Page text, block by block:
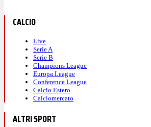
CALCIO
Live
Serie A
Serie B
Champions League
Europa League
Conference League
Calcio Estero
Calciomercato
ALTRI SPORT